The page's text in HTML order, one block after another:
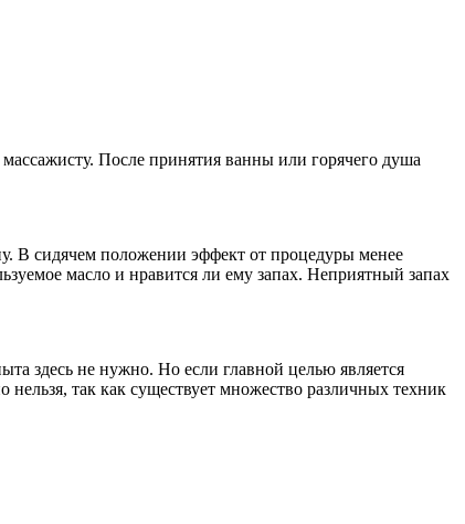
После принятия ванны или горячего душа
В сидячем положении эффект от процедуры менее
масло и нравится ли ему запах. Неприятный запах
здесь не нужно. Но если главной целью является
нельзя, так как существует множество различных техник